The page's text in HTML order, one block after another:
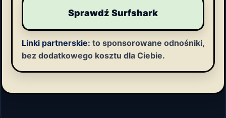
Sprawdź Surfshark
Linki partnerskie: to sponsorowane odnośniki,
bez dodatkowego kosztu dla Ciebie.